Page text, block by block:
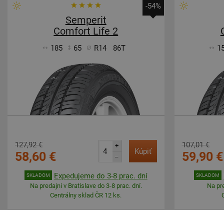
-54%
Semperit
Comfort Life 2
185 65 R14 86T
127,92 €
58,60 €
+
–
Kúpiť
SKLADOM Expedujeme do 3-8 prac. dní
Na predajni v Bratislave do 3-8 prac. dní.
Centrálny sklad ČR 12 ks.
107,01 €
59,90 €
SKLADOM
Na